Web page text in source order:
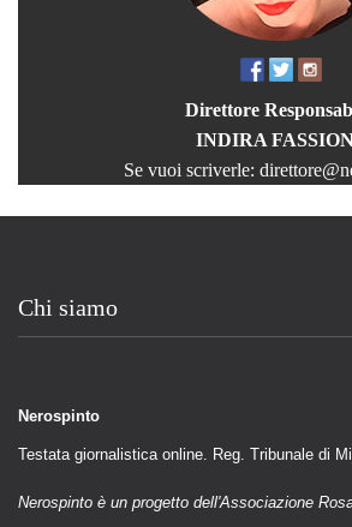
Direttore
INDIRA
Se vuoi scriverle:
Chi siamo
Nerospinto
Testata giornalistica online. Reg. Tribunale di
Nerospinto è un progetto dell'Associazione